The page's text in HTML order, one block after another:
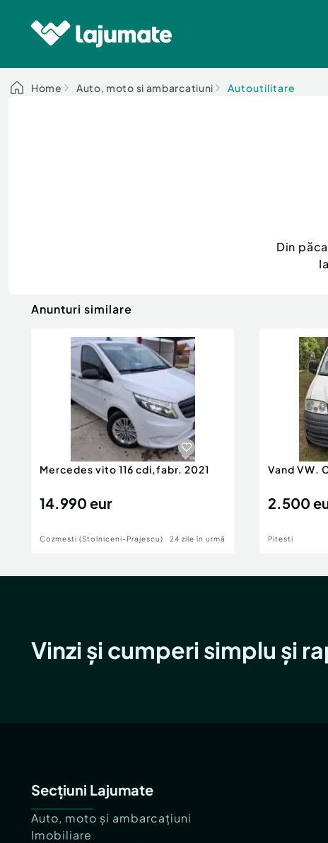
Home Auto, moto si ambarcatiuni Autoutilitare
Din
Anunturi similare
Mercedes vito 116 cdi,fabr. 2021
14.990 eur
Cozmesti (Stolniceni-Prajescu) 24 zile în urmă
Vand VW.
2.500
Pitesti
Vinzi și cumperi simplu și
Secțiuni Lajumate
Auto, moto și ambarcațiuni
Imobiliare